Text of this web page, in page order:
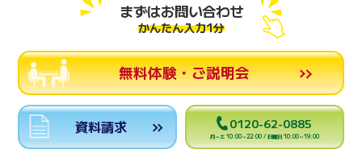
まずはお問い合わせ
かんたん入力1分
無料体験・ご説明会
資料請求 0120-62-0885
月～土 10:00～22:00 / 日曜日 10:00～19:00